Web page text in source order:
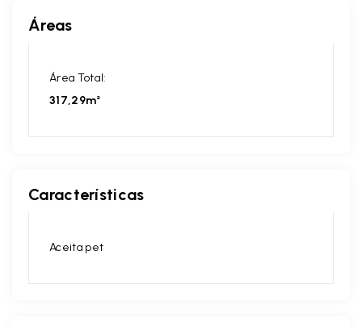
Áreas
Área Total:
317,29m²
Características
Aceita pet